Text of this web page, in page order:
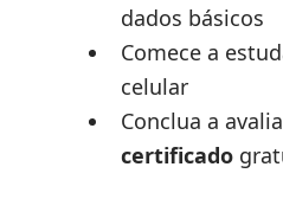
dados básicos
Comece a
celular
Conclua a
certificado